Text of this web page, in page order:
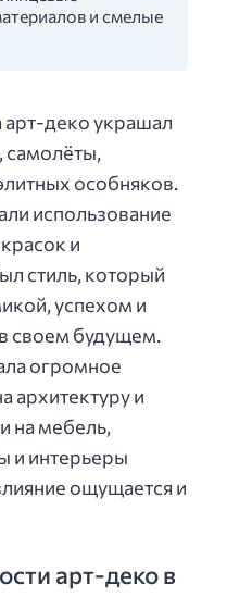
и смелые
арт-деко украшал
самолёты,
особняков.
использование
и
стиль, который
успехом и
своем будущем.
огромное
архитектуру и
на мебель,
и интерьеры
ощущается и
арт-деко в